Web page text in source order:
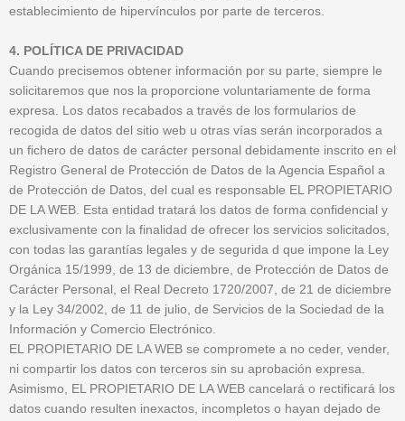
establecimiento de hipervínculos por parte de terceros.
4. POLÍTICA DE PRIVACIDAD
Cuando precisemos obtener información por su parte, siempre le
solicitaremos que nos la proporcione voluntariamente de forma
expresa. Los datos recabados a través de los formularios de
recogida de datos del sitio web u otras vías serán incorporados a
un fichero de datos de carácter personal debidamente inscrito en el
Registro General de Protección de Datos de la Agencia Español a
de Protección de Datos, del cual es responsable EL PROPIETARIO
DE LA WEB. Esta entidad tratará los datos de forma confidencial y
exclusivamente con la finalidad de ofrecer los servicios solicitados,
con todas las garantías legales y de segurida d que impone la Ley
Orgánica 15/1999, de 13 de diciembre, de Protección de Datos de
Carácter Personal, el Real Decreto 1720/2007, de 21 de diciembre
y la Ley 34/2002, de 11 de julio, de Servicios de la Sociedad de la
Información y Comercio Electrónico.
EL PROPIETARIO DE LA WEB se compromete a no ceder, vender,
ni compartir los datos con terceros sin su aprobación expresa.
Asimismo, EL PROPIETARIO DE LA WEB cancelará o rectificará los
datos cuando resulten inexactos, incompletos o hayan dejado de